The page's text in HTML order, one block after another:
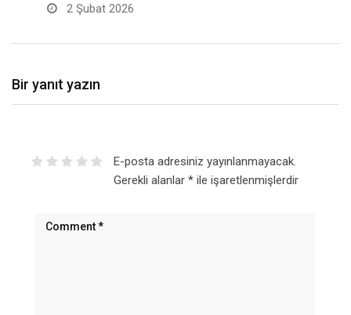
2 Şubat 2026
Bir yanıt yazın
E-posta adresiniz yayınlanmayacak.
Gerekli alanlar *ile işaretlenmişlerdir